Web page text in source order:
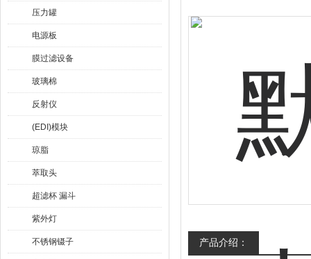
压力罐
电源板
膜过滤设备
玻璃棉
反射仪
(EDI)模块
琼脂
萃取头
超滤杯 漏斗
紫外灯
不锈钢镊子 产品介绍：